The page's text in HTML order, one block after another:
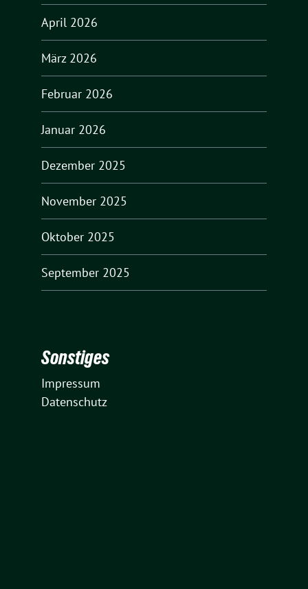
April 2026
März 2026
Februar 2026
Januar 2026
Dezember 2025
November 2025
Oktober 2025
September 2025
Sonstiges
Impressum
Datenschutz